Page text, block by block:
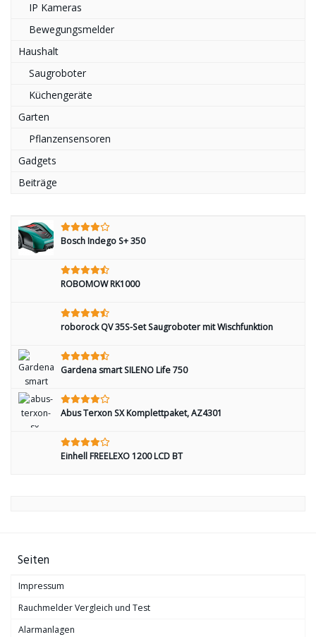
IP Kameras
Bewegungsmelder
Haushalt
Saugroboter
Küchengeräte
Garten
Pflanzensensoren
Gadgets
Beiträge
Bosch Indego S+ 350
ROBOMOW RK1000
roborock QV 35S-Set Saugroboter mit Wischfunktion
Gardena smart SILENO Life 750
Abus Terxon SX Komplettpaket, AZ4301
Einhell FREELEXO 1200 LCD BT
Seiten
Impressum
Rauchmelder Vergleich und Test
Alarmanlagen